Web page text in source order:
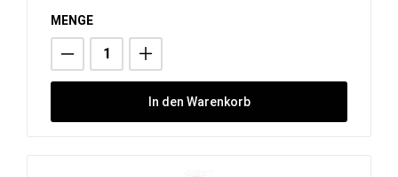
MENGE
In den Warenkorb